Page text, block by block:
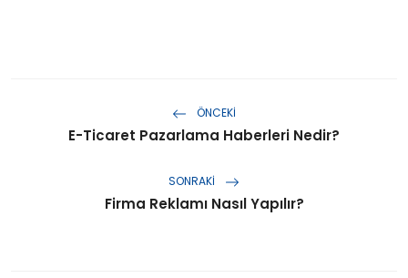
ÖNCEKI
E-Ticaret Pazarlama Haberleri Nedir?
SONRAKI
Firma Reklamı Nasıl Yapılır?